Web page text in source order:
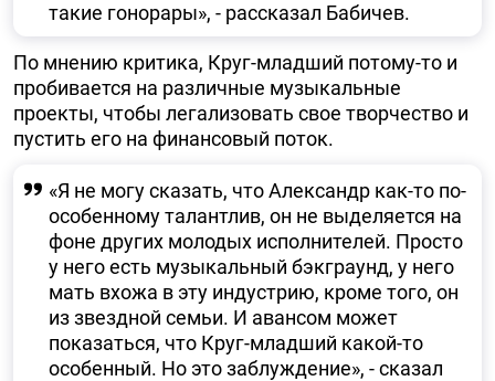
такие гонорары», - рассказал Бабичев.
По мнению критика, Круг-младший потому-то и
пробивается на различные музыкальные
проекты, чтобы легализовать свое творчество и
пустить его на финансовый поток.
«Я не могу сказать, что Александр как-то по-
особенному талантлив, он не выделяется на
фоне других молодых исполнителей. Просто
у него есть музыкальный бэкграунд, у него
мать вхожа в эту индустрию, кроме того, он
из звездной семьи. И авансом может
показаться, что Круг-младший какой-то
особенный. Но это заблуждение», - сказал